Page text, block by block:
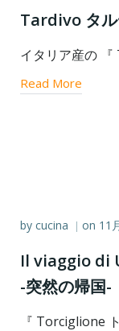
Tardivo タ
イタリア産の
Read More
by cucina | on 11
Il viaggio di
-突然の帰国-
『 Torciglione